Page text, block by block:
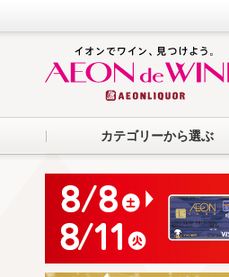
カテゴリーから選ぶ